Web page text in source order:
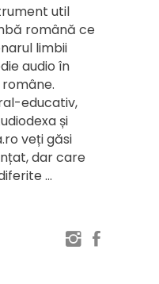
util
română ce
limbii
audio în
educativ,
și
veți găsi
dar care